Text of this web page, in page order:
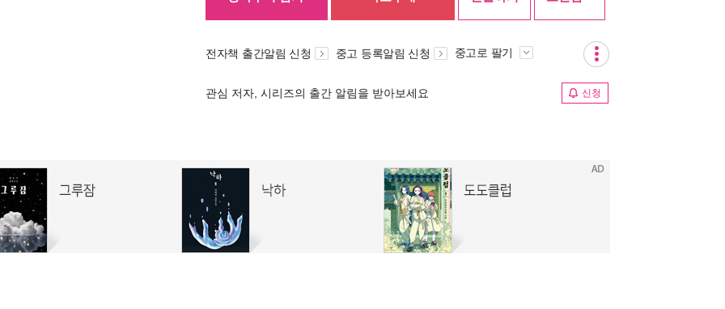
전자책 출간알림 신청 중고 등록알림 신청 중고로 팔기
관심 저자, 시리즈의 출간 알림을 받아보세요 신청